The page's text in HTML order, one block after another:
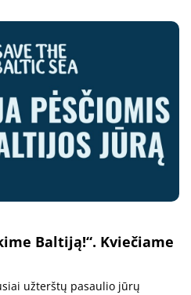
Baltiją!“. Kviečiame
užterštų pasaulio jūrų